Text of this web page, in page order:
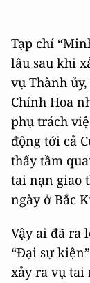
Tạp chí
lâu sau khi
vụ Thành
Chính Hoa
phụ trách
động tới cả
thấy tầm
tai nạn giao
ngày ở Bắc
Vậy ai đã ra
“Đại sự
xảy ra vụ tai